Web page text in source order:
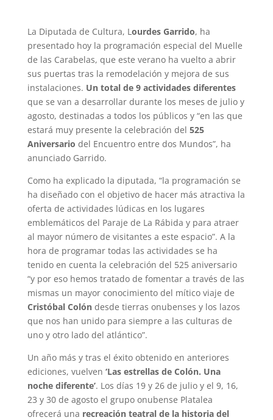
La Diputada de Cultura, Lourdes Garrido, ha
presentado hoy la programación especial del Muelle
de las Carabelas, que este verano ha vuelto a abrir
sus puertas tras la remodelación y mejora de sus
instalaciones. Un total de 9 actividades diferentes
que se van a desarrollar durante los meses de julio y
agosto, destinadas a todos los públicos y “en las que
estará muy presente la celebración del 525
Aniversario del Encuentro entre dos Mundos”, ha
anunciado Garrido.
Como ha explicado la diputada, “la programación se
ha diseñado con el objetivo de hacer más atractiva la
oferta de actividades lúdicas en los lugares
emblemáticos del Paraje de La Rábida y para atraer
al mayor número de visitantes a este espacio”. A la
hora de programar todas las actividades se ha
tenido en cuenta la celebración del 525 aniversario
“y por eso hemos tratado de fomentar a través de las
mismas un mayor conocimiento del mítico viaje de
Cristóbal Colóndesde tierras onubenses y los lazos
que nos han unido para siempre a las culturas de
uno y otro lado del atlántico”.
Un año más y tras el éxito obtenido en anteriores
ediciones, vuelven ‘Las estrellas de Colón. Una
noche diferente’. Los días 19 y 26 de julio y el 9, 16,
23 y 30 de agosto el grupo onubense Platalea
ofrecerá una recreación teatral de la historia del